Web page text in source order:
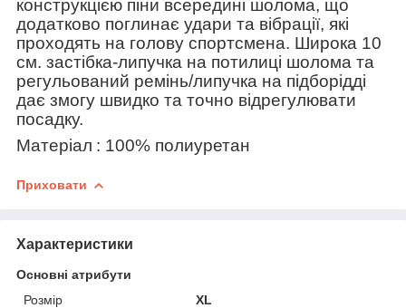
конструкцією піни всередині шолома, що
додатково поглинає удари та вібрації, які
проходять на голову спортсмена. Широка 10
см. застібка-липучка на потилиці шолома та
регульований ремінь/липучка на підборідді
дає змогу швидко та точно відрегулювати
посадку.
Матеріал : 100% полиуретан
Приховати
Характеристики
Основні атрибути
Розмір
XL